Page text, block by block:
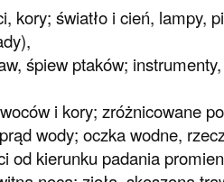
kory; światło i cień, lampy,
śpiew ptaków;
i kory; zróżnicowane
wody; oczka wodne,
od kierunku padania